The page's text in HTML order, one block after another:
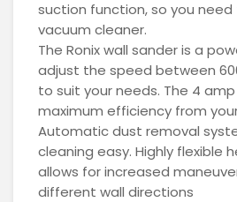
suction function, so you
vacuum cleaner.
The Ronix wall sander is a
adjust the speed between
to suit your needs. The 4
maximum efficiency from
Automatic dust removal
cleaning easy. Highly flexible
allows for increased
different wall directions